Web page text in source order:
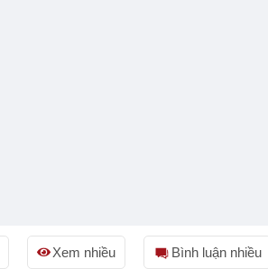
Xem nhiều Bình luận nhiều